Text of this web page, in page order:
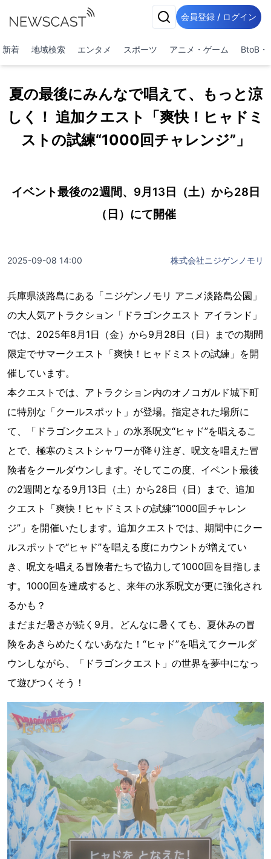
会員登録 / ログイン
新着 地域検索 エンタメ スポーツ アニメ・ゲーム BtoB・
夏の最後にみんなで唱えて、もっと涼
しく！ 追加クエスト「爽快！ヒャドミ
ストの試練“1000回チャレンジ”」
イベント最後の2週間、9月13日（土）から28日
（日）にて開催
2025-09-08 14:00 株式会社ニジゲンノモリ
兵庫県淡路島にある「ニジゲンノモリ アニメ淡路島公園」
の大人気アトラクション「ドラゴンクエスト アイランド」
では、2025年8月1日（金）から9月28日（日）までの期間
限定でサマークエスト「爽快！ヒャドミストの試練」を開
催しています。
本クエストでは、アトラクション内のオノコガルド城下町
に特別な「クールスポット」が登場。指定された場所に
て、「ドラゴンクエスト」の氷系呪文“ヒャド”を唱えるこ
とで、極寒のミストシャワーが降り注ぎ、呪文を唱えた冒
険者をクールダウンします。そしてこの度、イベント最後
の2週間となる9月13日（土）から28日（日）まで、追加
クエスト「爽快！ヒャドミストの試練“1000回チャレン
ジ”」を開催いたします。追加クエストでは、期間中にクー
ルスポットで“ヒャド”を唱える度にカウントが増えてい
き、呪文を唱える冒険者たちで協力して1000回を目指しま
す。1000回を達成すると、来年の氷系呪文が更に強化され
るかも？
まだまだ暑さが続く9月。どんなに暑くても、夏休みの冒
険をあきらめたくないあなた！“ヒャド”を唱えてクールダ
ウンしながら、「ドラゴンクエスト」の世界を夢中になっ
て遊びつくそう！